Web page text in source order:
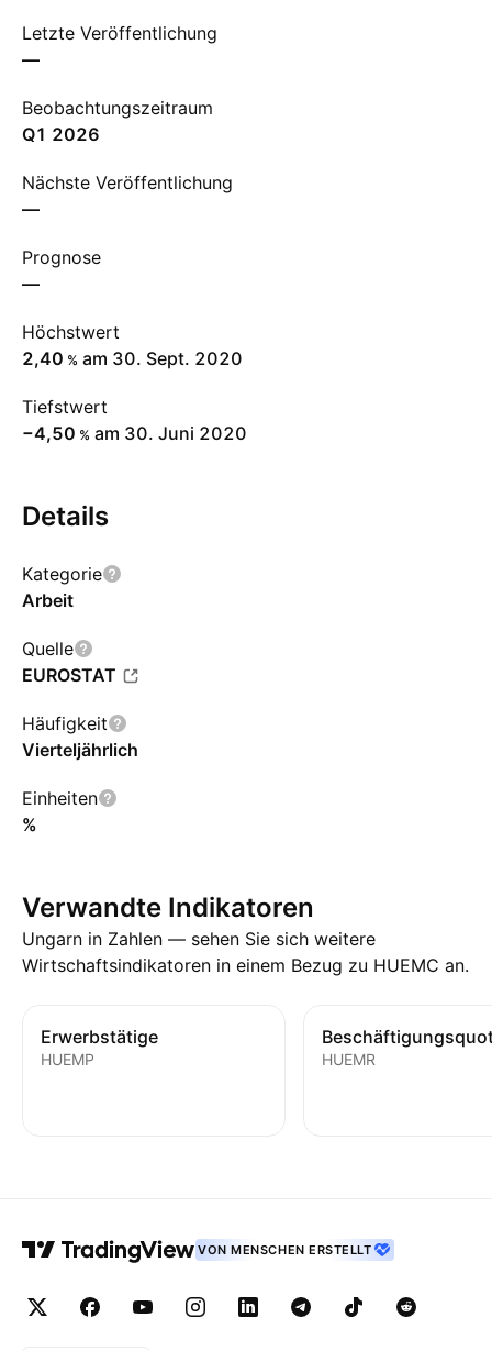
Letzte Veröffentlichung
—
Beobachtungszeitraum
Q1 2026
Nächste Veröffentlichung
—
Prognose
—
Höchstwert
2,40 % am 30. Sept. 2020
Tiefstwert
−4,50 % am 30. Juni 2020
Details
Kategorie
Arbeit
Quelle
EUROSTAT
Häufigkeit
Vierteljährlich
Einheiten
%
Verwandte Indikatoren
Ungarn in Zahlen — sehen Sie sich weitere
Wirtschaftsindikatoren in einem Bezug zu HUEMC an.
Erwerbstätige
HUEMP HUEMR
VON MENSCHEN ERSTELLT